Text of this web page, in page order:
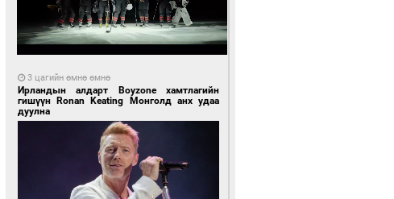
3 цагийн өмнө өмнө
Ирландын алдарт Boyzone хамтлагийн
гишүүн Ronan Keating Монголд анх удаа
дуулна